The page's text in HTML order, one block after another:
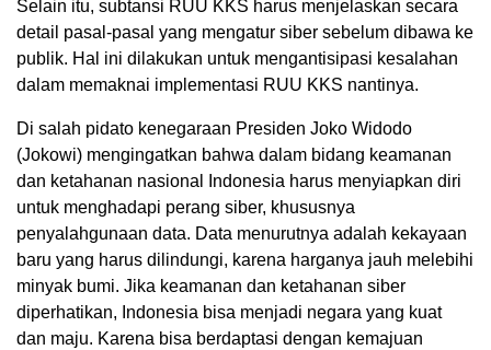
Selain itu, subtansi RUU KKS harus menjelaskan secara
detail pasal-pasal yang mengatur siber sebelum dibawa ke
publik. Hal ini dilakukan untuk mengantisipasi kesalahan
dalam memaknai implementasi RUU KKS nantinya.
Di salah pidato kenegaraan Presiden Joko Widodo
(Jokowi) mengingatkan bahwa dalam bidang keamanan
dan ketahanan nasional Indonesia harus menyiapkan diri
untuk menghadapi perang siber, khususnya
penyalahgunaan data. Data menurutnya adalah kekayaan
baru yang harus dilindungi, karena harganya jauh melebihi
minyak bumi. Jika keamanan dan ketahanan siber
diperhatikan, Indonesia bisa menjadi negara yang kuat
dan maju. Karena bisa berdaptasi dengan kemajuan